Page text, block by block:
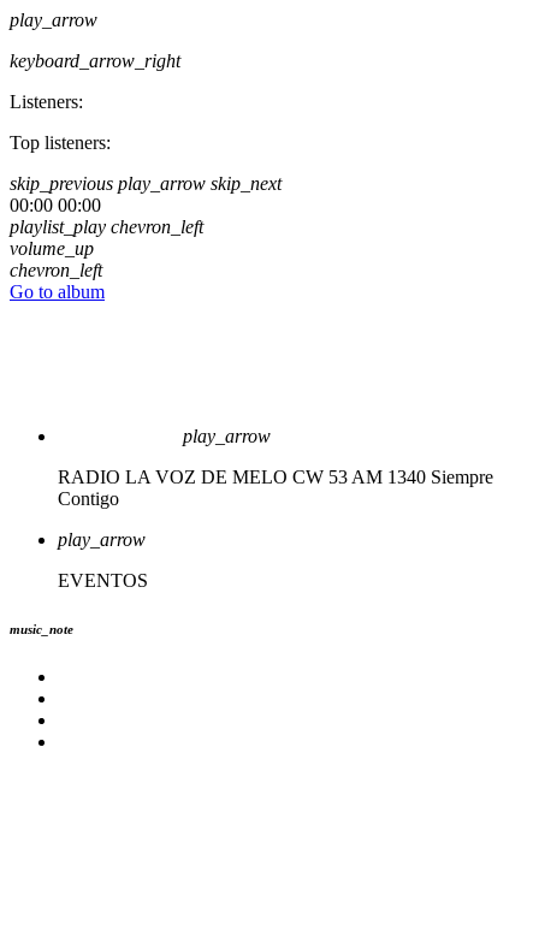
play_arrow
keyboard_arrow_right
Listeners:
Top listeners:
skip_previous play_arrow skip_next
00:00 00:00
playlist_play chevron_left
volume_up
chevron_left
Go to album
play_arrow
RADIO LA VOZ DE MELO CW 53 AM 1340 Siempre
Contigo
play_arrow
EVENTOS
music_note